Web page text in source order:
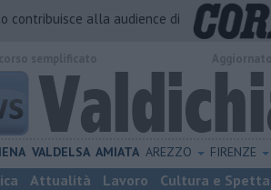
contribuisce alla audience di
VALDELSA AMIATA AREZZO FIRENZE
Attualità Lavoro Cultura e